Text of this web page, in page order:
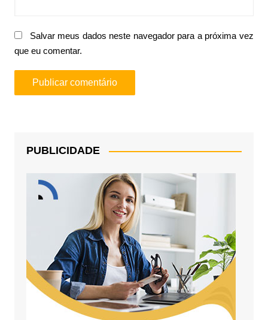
Salvar meus dados neste navegador para a próxima vez
que eu comentar.
PUBLICIDADE